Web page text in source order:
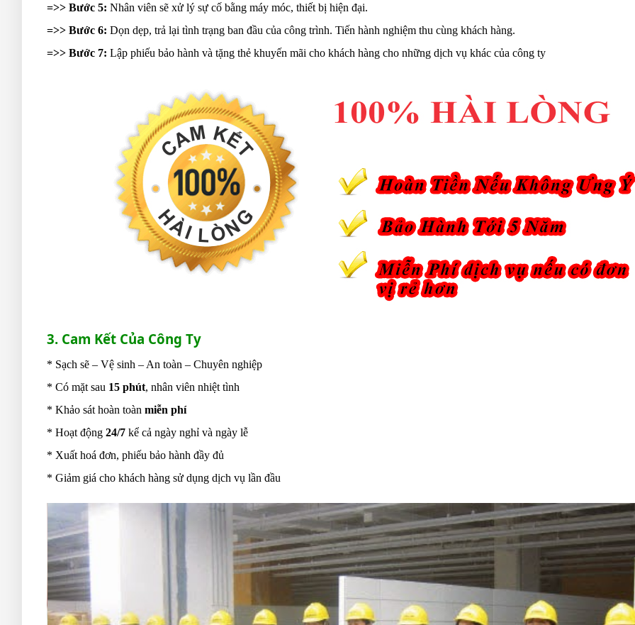
=>> Bước 5: Nhân viên sẽ xử lý sự cố bằng máy móc, thiết bị hiện đại.
=>> Bước 6: Dọn dẹp, trả lại tình trạng ban đầu của công trình. Tiến hành nghiệm thu cùng khách hàng.
=>> Bước 7: Lập phiếu bảo hành và tặng thẻ khuyến mãi cho khách hàng cho những dịch vụ khác của công ty
3. Cam Kết Của Công Ty
* Sạch sẽ – Vệ sinh – An toàn – Chuyên nghiệp
* Có mặt sau 15 phút, nhân viên nhiệt tình
* Khảo sát hoàn toàn miễn phí
* Hoạt động 24/7 kể cả ngày nghỉ và ngày lễ
* Xuất hoá đơn, phiếu bảo hành đầy đủ
* Giảm giá cho khách hàng sử dụng dịch vụ lần đầu